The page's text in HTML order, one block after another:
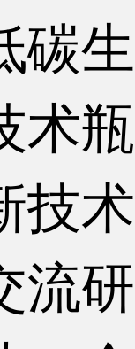
碳
术
技
流